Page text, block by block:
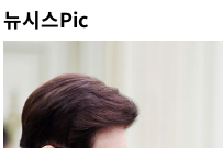
뉴시스Pic